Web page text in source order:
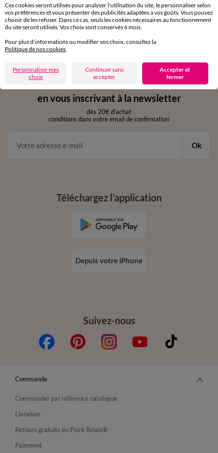
sous 30 jours avec Mondial Relay uniquement
Service clients
par chat et par téléphone
de 8h00 à 20h00 du lundi au samedi
11€ Offerts
en vous inscrivant à la newsletter
dès 20€ d’achat
conditions dans votre email de confirmation
Ok
Suivez-nous
Téléchargez l’application
Depuis votre iPhone
Commande
Commander par référence catalogue
Livraison
Retours gratuits en Point Relais®
Paiement
Ces cookies seront utilisés pour analyser l'utilisation du site, le personnaliser selon
vos préférences et vous présenter des publicités adaptées à vos goûts. Vous pouvez
choisir de les refuser. Dans ce cas, seuls les cookies nécessaires au fonctionnement
du site seront utilisés. Vos choix sont conservés 6 mois.
Pour plus d'informations ou modifier vos choix, consultez la
Politique de nos cookies
Personnaliser mes
choix
Continuer sans
accepter
Accepter et
fermer